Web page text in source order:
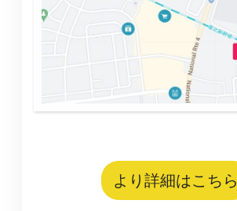
より詳細はこちら